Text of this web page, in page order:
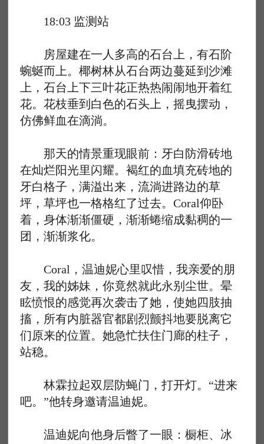
18:03 监测站
房屋建在一人多高的石台上，有石阶
蜿蜒而上。椰树林从石台两边蔓延到沙滩
上，石台上下三叶花正热热闹闹地开着红
花。花枝垂到白色的石头上，摇曳摆动，
仿佛鲜血在滴淌。
那天的情景重现眼前：牙白防滑砖地
在灿烂阳光里闪耀。褐红的血填充砖地的
牙白格子，满溢出来，流淌进路边的草
坪，草坪也一格格红了过去。Coral仰卧
着，身体渐渐僵硬，渐渐蜷缩成黏稠的一
团，渐渐浆化。
Coral，温迪妮心里叹惜，我亲爱的朋
友，我的姊妹，你竟然就此永别尘世。晕
眩愤恨的感觉再次袭击了她，使她四肢抽
搐，所有内脏器官都剧烈颤抖地要脱离它
们原来的位置。她急忙扶住门廊的柱子，
站稳。
林霖拉起双层防蝇门，打开灯。“进来
吧。”他转身邀请温迪妮。
温迪妮向他身后瞥了一眼：橱柜、冰